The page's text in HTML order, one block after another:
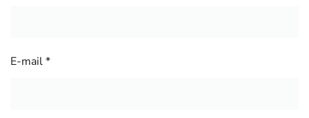
E-mail*